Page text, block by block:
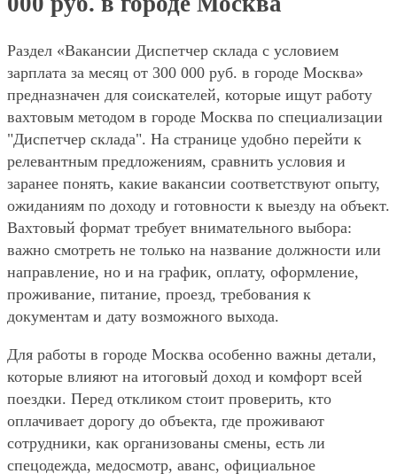
Раздел «Вакансии Диспетчер склада с условием
зарплата за месяц от 300 000 руб. в городе Москва»
предназначен для соискателей, которые ищут работу
вахтовым методом в городе Москва по специализации
"Диспетчер склада". На странице удобно перейти к
релевантным предложениям, сравнить условия и
заранее понять, какие вакансии соответствуют опыту,
ожиданиям по доходу и готовности к выезду на объект.
Вахтовый формат требует внимательного выбора:
важно смотреть не только на название должности или
направление, но и на график, оплату, оформление,
проживание, питание, проезд, требования к
документам и дату возможного выхода.
Для работы в городе Москва особенно важны детали,
которые влияют на итоговый доход и комфорт всей
поездки. Перед откликом стоит проверить, кто
оплачивает дорогу до объекта, где проживают
сотрудники, как организованы смены, есть ли
спецодежда, медосмотр, аванс, официальное